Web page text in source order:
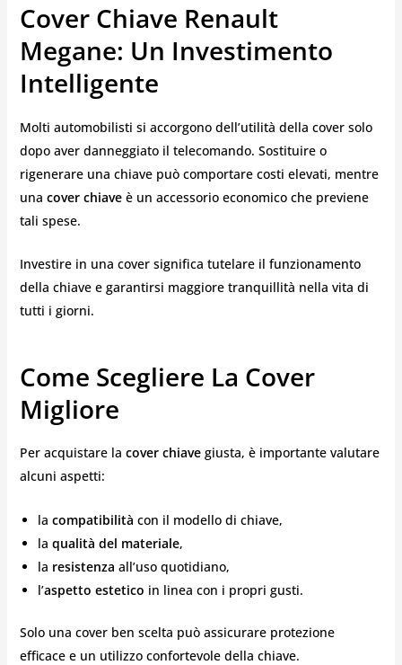
Cover Chiave Renault
Megane: Un Investimento
Intelligente
Molti automobilisti si accorgono dell’utilità della cover solo
dopo aver danneggiato il telecomando. Sostituire o
rigenerare una chiave può comportare costi elevati, mentre
una cover chiaveè un accessorio economico che previene
tali spese.
Investire in una cover significa tutelare il funzionamento
della chiave e garantirsi maggiore tranquillità nella vita di
tutti i giorni.
Come Scegliere La Cover
Migliore
Per acquistare la cover chiavegiusta, è importante valutare
alcuni aspetti:
la compatibilità con il modello di chiave,
la qualità del materiale,
la resistenza all’uso quotidiano,
l’aspetto estetico in linea con i propri gusti.
Solo una cover ben scelta può assicurare protezione
efficace e un utilizzo confortevole della chiave.